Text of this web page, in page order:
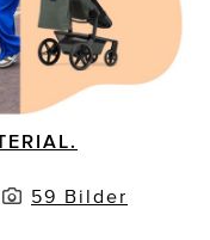
59 Bilder